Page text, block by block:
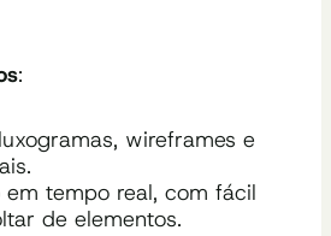
:
wireframes e
em tempo real, com fácil
de elementos.